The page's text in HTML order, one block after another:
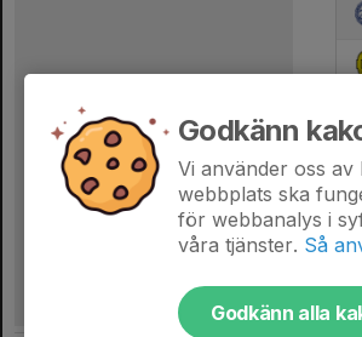
Godkänn
Vi använder oss
webbplats ska
för webbanalys i
våra tjänster. Så
Godkänn alla